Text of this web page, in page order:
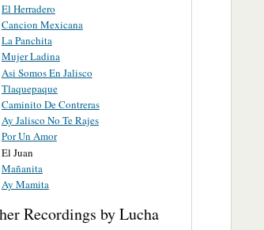
El Herradero
Cancion Mexicana
La Panchita
Mujer Ladina
Asi Somos En Jalisco
Tlaquepaque
Caminito De Contreras
Ay Jalisco No Te Rajes
Por Un Amor
El Juan
Mañanita
Ay Mamita
Recordings by Lucha